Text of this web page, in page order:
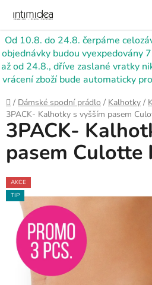
obsah
Od 10.8. do 24.8. čerpáme
objednávky budou vyexpedovány
až od 24.8., dříve zaslané vratky
vrácení zboží bude automaticky
Domů
/ Dámské spodní prádlo / Kalhotky /
3PACK- Kalhotky s vyšším pasem
3PACK-
pasem Culotte
AKCE
TIP